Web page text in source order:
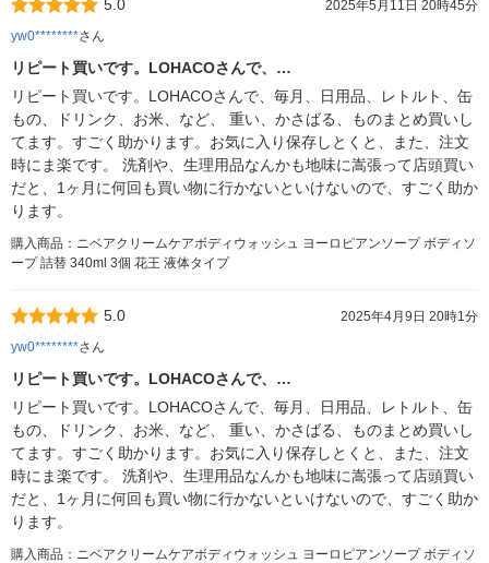
5.0
2025年5月11日 20時45分
yw0********さん
リピート買いです。LOHACOさんで、…
リピート買いです。LOHACOさんで、毎月、日用品、レトルト、缶
もの、ドリンク、お米、など、 重い、かさばる、ものまとめ買いし
てます。すごく助かります。お気に入り保存しとくと、また、注文
時にま楽です。 洗剤や、生理用品なんかも地味に嵩張って店頭買い
だと、1ヶ月に何回も買い物に行かないといけないので、すごく助か
ります。
購入商品：ニベアクリームケアボディウォッシュ ヨーロピアンソープ ボディソ
ープ 詰替 340ml 3個 花王 液体タイプ
5.0
2025年4月9日 20時1分
yw0********さん
リピート買いです。LOHACOさんで、…
リピート買いです。LOHACOさんで、毎月、日用品、レトルト、缶
もの、ドリンク、お米、など、 重い、かさばる、ものまとめ買いし
てます。すごく助かります。お気に入り保存しとくと、また、注文
時にま楽です。 洗剤や、生理用品なんかも地味に嵩張って店頭買い
だと、1ヶ月に何回も買い物に行かないといけないので、すごく助か
ります。
購入商品：ニベアクリームケアボディウォッシュ ヨーロピアンソープ ボディソ